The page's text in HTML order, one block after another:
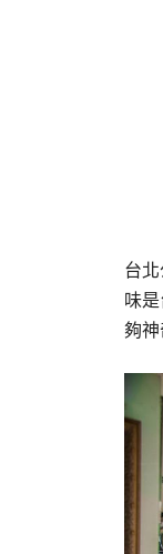
台
味
夠神